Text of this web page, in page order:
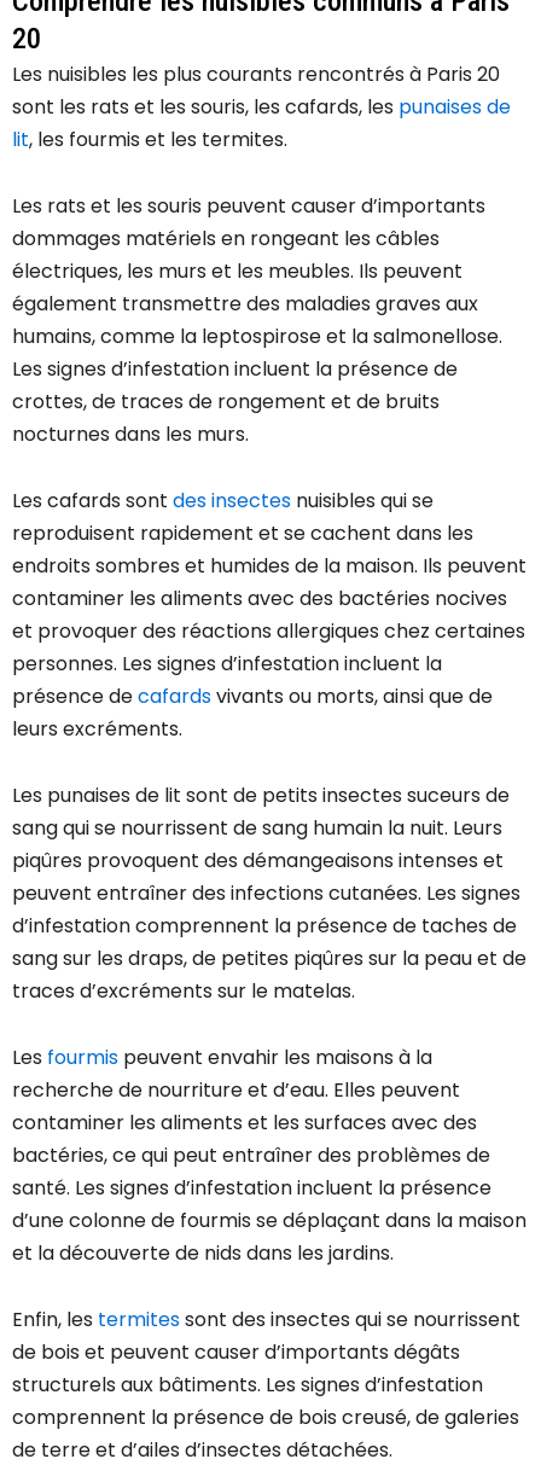
20
Les nuisibles les plus courants rencontrés à Paris 20
sont les rats et les souris, les cafards, les punaises de
lit, les fourmis et les termites.
Les rats et les souris peuvent causer d’importants
dommages matériels en rongeant les câbles
électriques, les murs et les meubles. Ils peuvent
également transmettre des maladies graves aux
humains, comme la leptospirose et la salmonellose.
Les signes d’infestation incluent la présence de
crottes, de traces de rongement et de bruits
nocturnes dans les murs.
Les cafards sont des insectes nuisibles qui se
reproduisent rapidement et se cachent dans les
endroits sombres et humides de la maison. Ils peuvent
contaminer les aliments avec des bactéries nocives
et provoquer des réactions allergiques chez certaines
personnes. Les signes d’infestation incluent la
présence decafardsvivants ou morts, ainsi que de
leurs excréments.
Les punaises de lit sont de petits insectes suceurs de
sang qui se nourrissent de sang humain la nuit. Leurs
piqûres provoquent des démangeaisons intenses et
peuvent entraîner des infections cutanées. Les signes
d’infestation comprennent la présence de taches de
sang sur les draps, de petites piqûres sur la peau et de
traces d’excréments sur le matelas.
Les fourmis peuvent envahir les maisons à la
recherche de nourriture et d’eau. Elles peuvent
contaminer les aliments et les surfaces avec des
bactéries, ce qui peut entraîner des problèmes de
santé. Les signes d’infestation incluent la présence
d’une colonne de fourmis se déplaçant dans la maison
et la découverte de nids dans les jardins.
Enfin, les termitessont des insectes qui se nourrissent
de bois et peuvent causer d’importants dégâts
structurels aux bâtiments. Les signes d’infestation
comprennent la présence de bois creusé, de galeries
de terre et d’ailes d’insectes détachées.